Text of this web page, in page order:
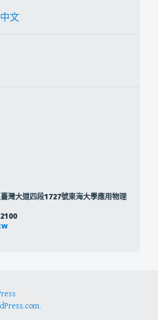
文
灣大道四段1727號東海大學應用物理
.